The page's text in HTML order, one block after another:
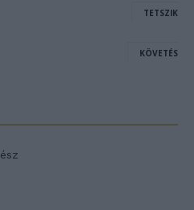
TETSZIK
KÖVETÉS